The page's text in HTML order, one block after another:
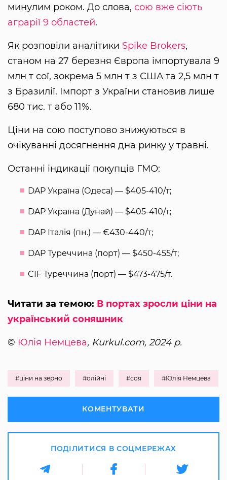
минулим роком. До слова, сою вже сіють
аграрії 9 областей.
Як розповіли аналітики Spike Brokers,
станом на 27 березня Європа імпортувала 9
млн т сої, зокрема 5 млн т з США та 2,5 млн т
з Бразилії. Імпорт з України становив лише
680 тис. т або 11%.
Ціни на сою поступово знижуються в
очікуванні досягнення дна ринку у травні.
Останні індикації покупців ГМО:
DAP Україна (Одеса) — $405-410/т;
DAP Україна (Дунай) — $405-410/т;
DAP Італія (пн.) — €430-440/т;
DAP Туреччина (порт) — $450-455/т;
CIF Туреччина (порт) — $473-475/т.
Читати за темою: В портах зросли ціни на
український соняшник
© Юлія Немцева, Kurkul.com, 2024 р.
#ціни на зерно #олійні #соя #Юлія Немцева
КОМЕНТУВАТИ
ПОДІЛИТИСЯ В СОЦМЕРЕЖАХ